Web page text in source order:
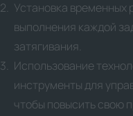
Установка временных
выполнения каждой
затягивания.
Использование
инструменты для
чтобы повысить свою